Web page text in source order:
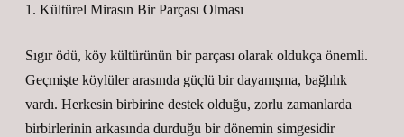
1. Kültürel Mirasın Bir Parçası Olması
Sıgır ödü, köy kültürünün bir parçası olarak oldukça önemli.
Geçmişte köylüler arasında güçlü bir dayanışma, bağlılık
vardı. Herkesin birbirine destek olduğu, zorlu zamanlarda
birbirlerinin arkasında durduğu bir dönemin simgesidir